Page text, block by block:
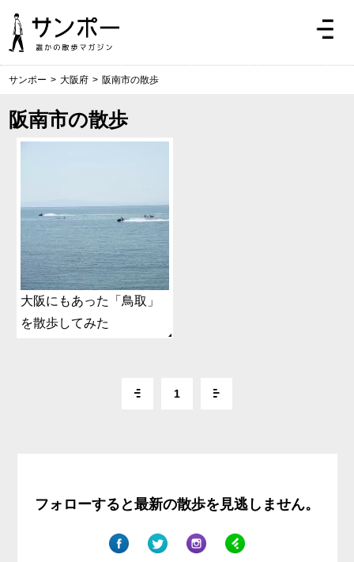
サンポー > 大阪府 > 阪南市の散歩
阪南市の散歩
大阪にもあった「鳥取」
を散歩してみた
1
フォローすると最新の散歩を見逃しません。